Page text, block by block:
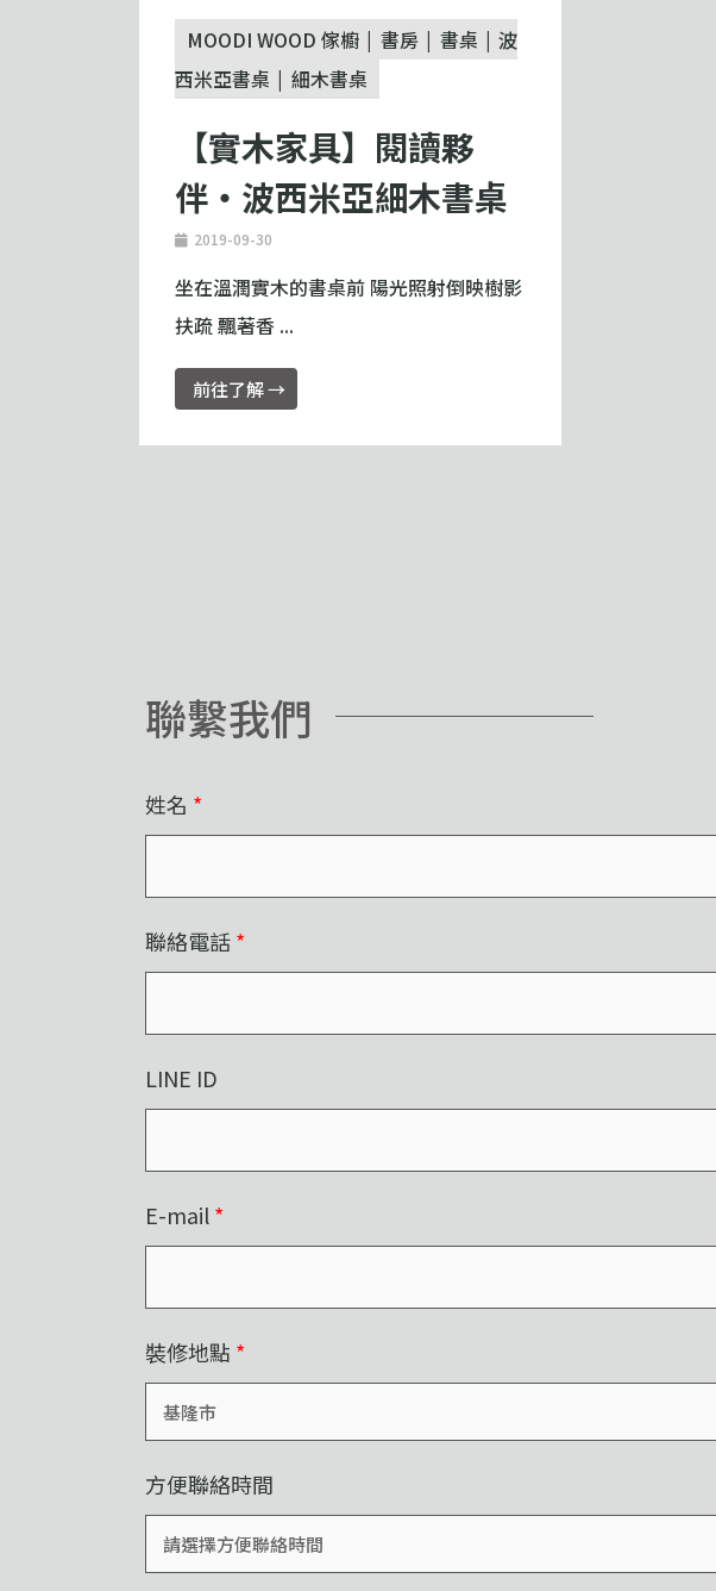
MOODI WOOD 傢櫥 書房 書桌
波
西米亞書桌
細木書桌
【實木家具】閱讀夥
伴‧波西米亞細木書桌
2019-09-30
坐在溫潤實木的書桌前 陽光照射倒映樹影
扶疏 飄著香 ...
前往了解 →
聯繫我們
姓名 *
聯絡電話*
LINE ID
E-mail*
裝修地點 *
方便聯絡時間